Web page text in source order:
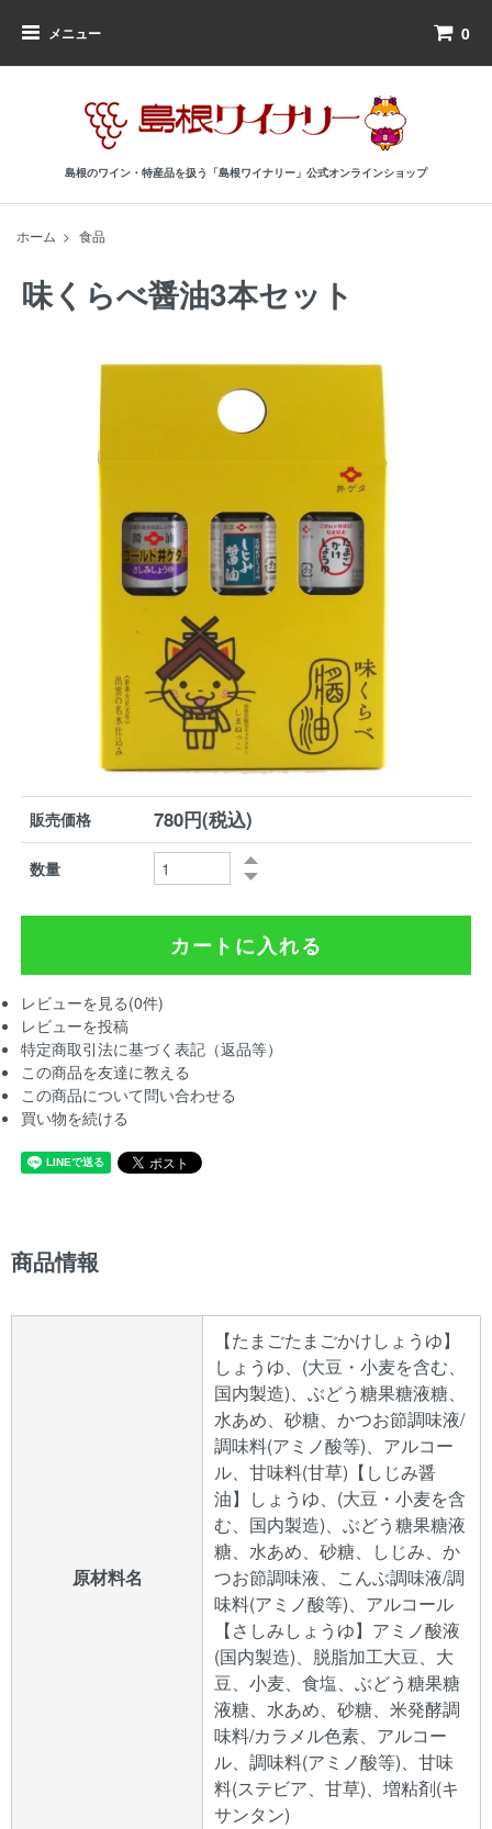
メニュー 0
島根のワイン・特産品を扱う「島根ワイナリー」公式オンラインショップ
ホーム > 食品
味くらべ醤油3本セット
販売価格 780円(税込)
数量
レビューを見る(0件)
レビューを投稿
特定商取引法に基づく表記（返品等）
この商品を友達に教える
この商品について問い合わせる
買い物を続ける
商品情報
原材料名
【たまごたまごかけしょうゆ】
しょうゆ、(大豆・小麦を含む、
国内製造)、ぶどう糖果糖液糖、
水あめ、砂糖、かつお節調味液/
調味料(アミノ酸等)、アルコー
ル、甘味料(甘草)【しじみ醤
油】しょうゆ、(大豆・小麦を含
む、国内製造)、ぶどう糖果糖液
糖、水あめ、砂糖、しじみ、か
つお節調味液、こんぶ調味液/調
味料(アミノ酸等)、アルコール
【さしみしょうゆ】アミノ酸液
(国内製造)、脱脂加工大豆、大
豆、小麦、食塩、ぶどう糖果糖
液糖、水あめ、砂糖、米発酵調
味料/カラメル色素、アルコー
ル、調味料(アミノ酸等)、甘味
料(ステビア、甘草)、増粘剤(キ
サンタン)